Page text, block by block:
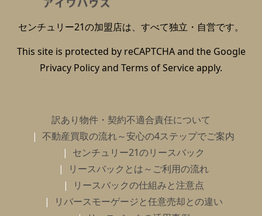
センチュリー21の加盟店は、すべて独立・自営です。
This site is protected by reCAPTCHA and the Google
Privacy Policyand Terms of Serviceapply.
訳あり物件・契約不適合責任について
不動産買取の流れ～安心の4ステップでご案内
センチュリー21のリースバック
リースバックとは～ご利用の流れ
リースバックの仕組みと注意点
リバースモーゲージと任意売却との違い